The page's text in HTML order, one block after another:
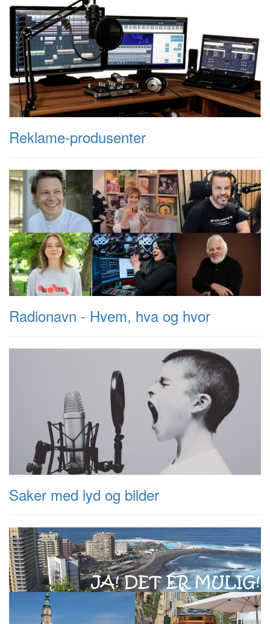
Reklame-produsenter
Radionavn - Hvem, hva og hvor
Saker med lyd og bilder